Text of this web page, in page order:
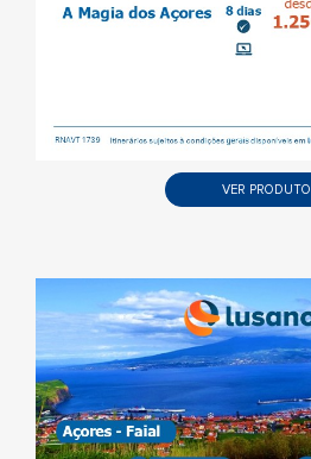
VER PRODUTO